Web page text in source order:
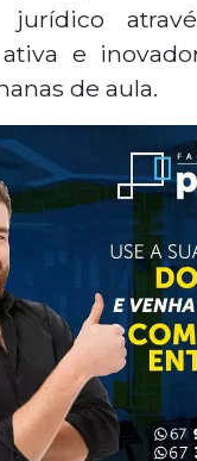
jurídico
e
de aula.